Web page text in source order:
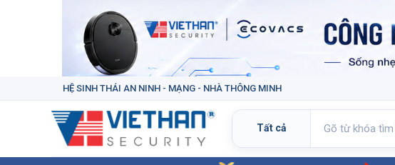
HỆ SINH THÁI AN NINH - MẠNG - NHÀ THÔNG MINH